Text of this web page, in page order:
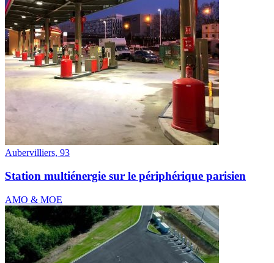
Aubervilliers, 93
Station multiénergie sur le périphérique parisien
AMO & MOE